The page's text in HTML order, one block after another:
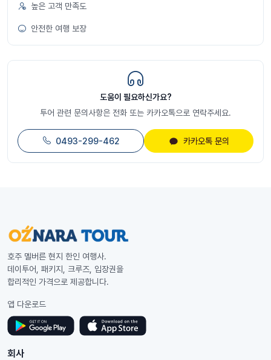
높은 고객 만족도
안전한 여행 보장
도움이 필요하신가요?
투어 관련 문의사항은 전화 또는 카카오톡으로 연락주세요.
0493-299-462 카카오톡 문의
호주 멜버른 현지 한인 여행사.
데이투어, 패키지, 크루즈, 입장권을
합리적인 가격으로 제공합니다.
앱 다운로드
회사